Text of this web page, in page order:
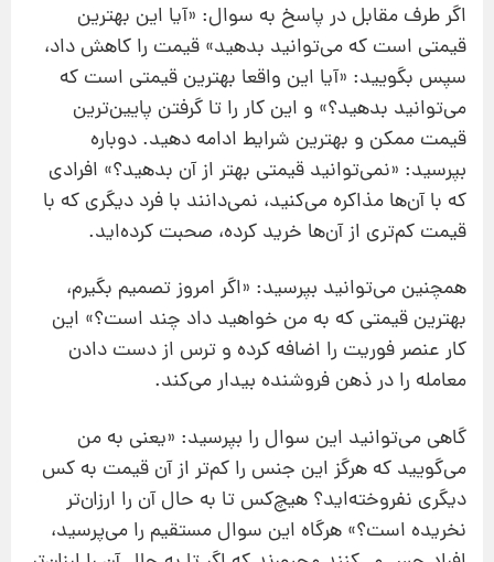
اگر طرف مقابل در پاسخ به سوال: «آیا این بهترین
قیمتی است که میتوانید بدهید» قیمت را کاهش داد،
سپس بگویید: «آیا این واقعا بهترین قیمتی است که
میتوانید بدهید؟» و این کار را تا گرفتن پایینترین
قیمت ممکن و بهترین شرایط ادامه دهید. دوباره
بپرسید: «نمیتوانید قیمتی بهتر از آن بدهید؟» افرادی
که با آنها مذاکره میکنید، نمیدانند با فرد دیگری که با
قیمت کم‌تری از آنها خرید کرده، صحبت کردهاید.
همچنین میتوانید بپرسید: «اگر امروز تصمیم بگیرم،
بهترین قیمتی که به من خواهید داد چند است؟» این
کار عنصر فوریت را اضافه کرده و ترس از دست دادن
معامله را در ذهن فروشنده بیدار میکند.
گاهی میتوانید این سوال را بپرسید: «یعنی به من
میگویید که هرگز این جنس را کم‌تر از آن قیمت به کس
دیگری نفروختهاید؟ هیچ‌کس تا به حال آن را ارزان‌تر
نخریده است؟» هرگاه این سوال مستقیم را میپرسید،